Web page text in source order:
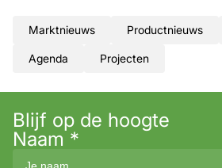
Marktnieuws Productnieuws
Agenda Projecten
Blijf op de hoogte
Naam *